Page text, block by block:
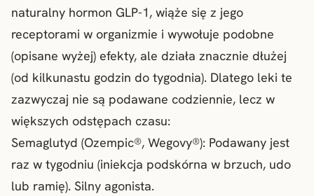
naturalny hormon GLP-1, wiąże się z jego
receptorami w organizmie i wywołuje podobne
(opisane wyżej) efekty, ale działa znacznie dłużej
(od kilkunastu godzin do tygodnia). Dlatego leki te
zazwyczaj nie są podawane codziennie, lecz w
większych odstępach czasu:
Semaglutyd (Ozempic®, Wegovy®): Podawany jest
raz w tygodniu (iniekcja podskórna w brzuch, udo
lub ramię). Silny agonista.